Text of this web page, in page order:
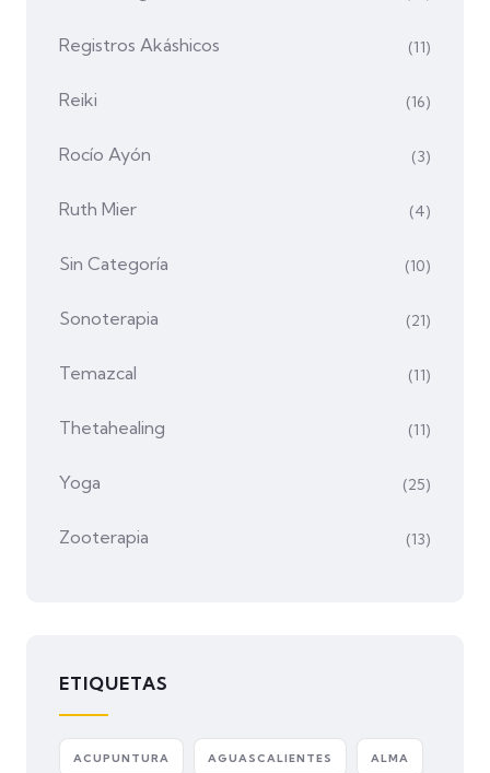
Registros Akáshicos (11)
Reiki (16)
Rocío Ayón (3)
Ruth Mier (4)
Sin Categoría (10)
Sonoterapia (21)
Temazcal (11)
Thetahealing (11)
Yoga (25)
Zooterapia (13)
ETIQUETAS
ACUPUNTURA AGUASCALIENTES ALMA